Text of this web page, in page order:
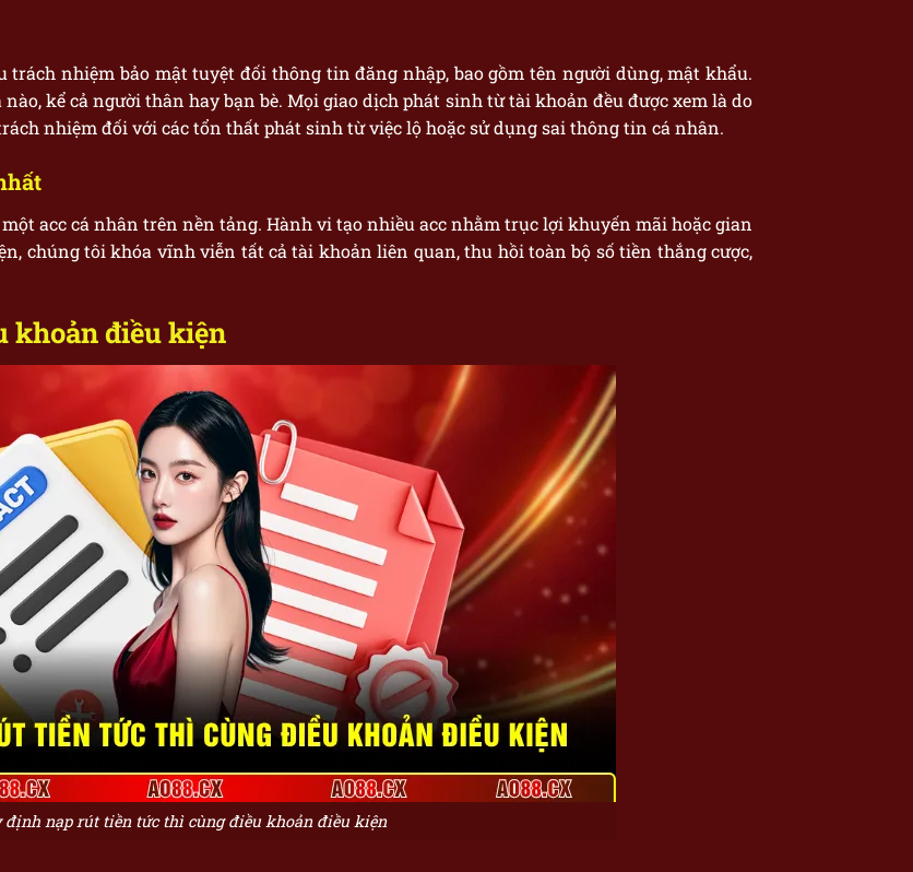
trách nhiệm bảo mật tuyệt đối thông tin đăng nhập, bao gồm tên người dùng, mật khẩu.
kể cả người thân hay bạn bè. Mọi giao dịch phát sinh từ tài khoản đều được xem là do
nhiệm đối với các tổn thất phát sinh từ việc lộ hoặc sử dụng sai thông tin cá nhân.
acc cá nhân trên nền tảng. Hành vi tạo nhiều acc nhằm trục lợi khuyến mãi hoặc gian
chúng tôi khóa vĩnh viễn tất cả tài khoản liên quan, thu hồi toàn bộ số tiền thắng cược,
khoản điều kiện
định nạp rút tiền tức thì cùng điều khoản điều kiện